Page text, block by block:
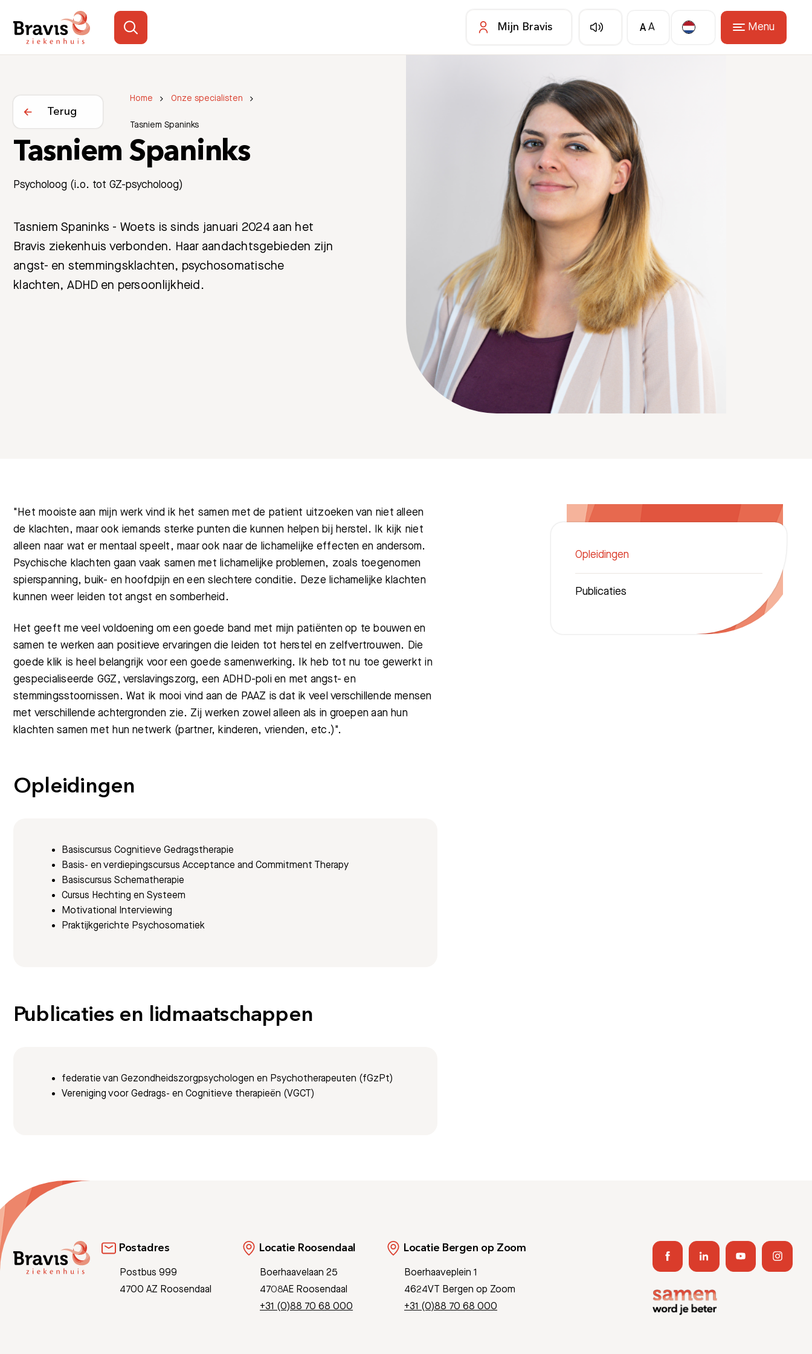
Mijn Bravis A A Menu
Home Onze specialisten
Tasniem Spaninks
Terug
Tasniem Spaninks
Psycholoog (i.o. tot GZ-psycholoog)
Tasniem Spaninks - Woets is sinds januari 2024 aan het
Bravis ziekenhuis verbonden. Haar aandachtsgebieden zijn
angst- en stemmingsklachten, psychosomatische
klachten, ADHD en persoonlijkheid.
"Het mooiste aan mijn werk vind ik het samen met de patient uitzoeken van niet alleen
de klachten, maar ook iemands sterke punten die kunnen helpen bij herstel. Ik kijk niet
alleen naar wat er mentaal speelt, maar ook naar de lichamelijke effecten en andersom.
Psychische klachten gaan vaak samen met lichamelijke problemen, zoals toegenomen
spierspanning, buik- en hoofdpijn en een slechtere conditie. Deze lichamelijke klachten
kunnen weer leiden tot angst en somberheid.
Het geeft me veel voldoening om een goede band met mijn patiënten op te bouwen en
samen te werken aan positieve ervaringen die leiden tot herstel en zelfvertrouwen. Die
goede klik is heel belangrijk voor een goede samenwerking. Ik heb tot nu toe gewerkt in
gespecialiseerde GGZ, verslavingszorg, een ADHD-poli en met angst- en
stemmingsstoornissen. Wat ik mooi vind aan de PAAZ is dat ik veel verschillende mensen
met verschillende achtergronden zie. Zij werken zowel alleen als in groepen aan hun
klachten samen met hun netwerk (partner, kinderen, vrienden, etc.)".
Opleidingen
Basiscursus Cognitieve Gedragstherapie
Basis- en verdiepingscursus Acceptance and Commitment Therapy
Basiscursus Schematherapie
Cursus Hechting en Systeem
Motivational Interviewing
Praktijkgerichte Psychosomatiek
Publicaties en lidmaatschappen
federatie van Gezondheidszorgpsychologen en Psychotherapeuten (fGzPt)
Vereniging voor Gedrags- en Cognitieve therapieën (VGCT)
Opleidingen
Publicaties
Postadres
Postbus 999
4700 AZ Roosendaal
Locatie Roosendaal
Boerhaavelaan 25
4708AE Roosendaal
+31 (0)88 70 68 000
Locatie Bergen op Zoom
Boerhaaveplein 1
4624VT Bergen op Zoom
+31 (0)88 70 68 000